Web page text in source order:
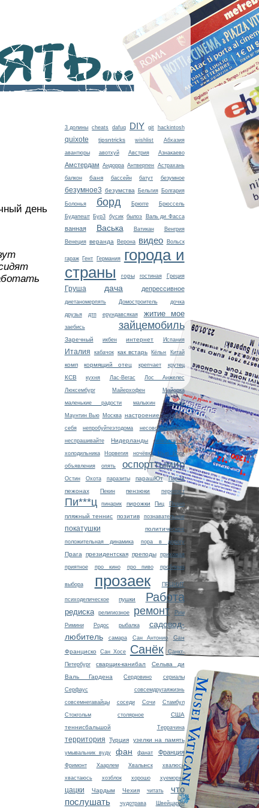
3 долины cheats dafuq DIY git hackintosh
quixote tipsntricks wishlist Абхазия
авантюры авотхуй Австрия Азнакаево
Амстердам Андорра Антверпен Астрахань
балкон баня бассейн батут безумное
безумное3 безумства Бельгия Болгария
Болонья борд Брюгге Брюссель
Будапешт Бур3 бусик былоэ Валь ди Фасса
ванная Васька Ватикан Венгрия
Венеция веранда Верона видео Вольск
гараж Гент Германия
города и
страны
горы гостиная Греция
Груша дача депрессивное
диетаномерпять Домостроитель дочка
друзья дтп ерундавсякая житие мое
заебись зайцемобиль
Заречный икбен интернет Испания
Италия кабачок как встарь Кёльн Китай
комп кормящий отец крепчает крутец
КСВ кухня Лас-Вегас Лос Анжелес
Люксембург Майерхофен Майорка
маленькие радости малыхин маська
Маунтин Вью Москва настроение начать с
себя непробуйтеэтодома несовсемгавайцы
неспрашивайте Нидерланды новости с
холодильника Норвегия ночёвка Нью Йорк
объявления опять оспорттымир
Остин Охота паразиты парашЮт Париж
пежонах Пекин пензюки перепост
Пи***ц пинарик пирожки Пиц Плано
пляжный теннис позитив познавательное
покатушки политическое
положительная динамика пора в дорогу
Прага президентская преподы прихожая
приятное про кино про пиво проблема
выбора прозаек ПРЦНИТ
психоделическое пушки Работа
редиска религиозное ремонт Рим
Римини Родос рыбалка
садовод-
любитель
самара Сан Антонио Сан
Франциско Сан Хосе Санёк Санкт-
Петербург сварщик-канибал
Сельва ди
Валь Гардена
Сердовино сериалы
Серфаус совсемдругаяжизнь
совсемнегавайцы соседи Сочи Стамбул
Стокгольм столярное
США
теннисбальшой
Террачина
территория Турция узелки на память
умывальник вуду фан фанат Франция
Фримонт Хаарлем Хвалынск хвалюсь
хвастаюсь хозблок хорошо хуеморхе
цацки Чардым Чехия читать
что
послушать
чудотрава Швейцария
день